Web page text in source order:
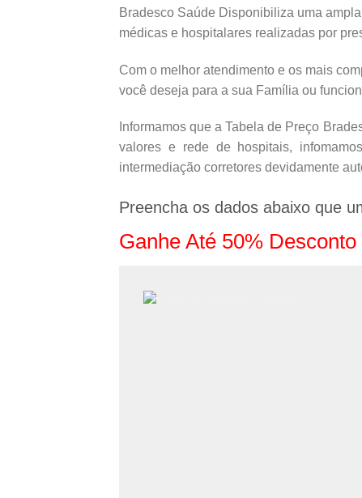
Bradesco Saúde Disponibiliza uma
médicas e hospitalares realizadas por
Com o melhor atendimento e os mais
você deseja para a sua Família ou
Informamos que a Tabela de Preço
valores e rede de hospitais,
intermediação corretores devidamente
Preencha os dados abaixo que
Ganhe Até 50%